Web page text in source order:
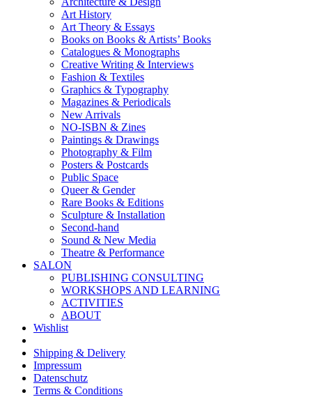
Art History
Art Theory & Essays
Books on Books & Artists’ Books
Catalogues & Monographs
Creative Writing & Interviews
Fashion & Textiles
Graphics & Typography
Magazines & Periodicals
New Arrivals
NO-ISBN & Zines
Paintings & Drawings
Photography & Film
Posters & Postcards
Public Space
Queer & Gender
Rare Books & Editions
Sculpture & Installation
Second-hand
Sound & New Media
Theatre & Performance
SALON
PUBLISHING CONSULTING
WORKSHOPS AND LEARNING
ACTIVITIES
ABOUT
Wishlist
Shipping & Delivery
Impressum
Datenschutz
Terms & Conditions